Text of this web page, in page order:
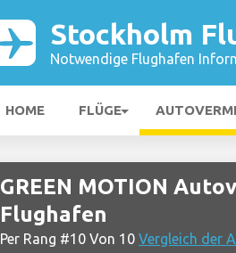
Stockholm
Notwendige Flughafen
HOME FLÜGE
GREEN MOTION
Flughafen
Per Rang #10 Von 10 Vergleich der